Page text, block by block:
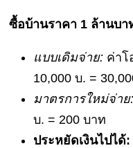
ซื้อบ้านราคา 1 ล้านบา
แบบเดิมจ่าย: ค่าโ
10,000 บ. =
มาตรการใหม่จ่าย:
บ. = 200 บาท
ประหยัดเงินไปได้